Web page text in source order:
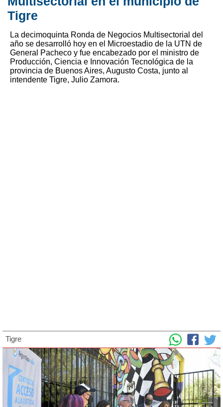
Tigre
La decimoquinta Ronda de Negocios Multisectorial del
año se desarrolló hoy en el Microestadio de la UTN de
General Pacheco y fue encabezado por el ministro de
Producción, Ciencia e Innovación Tecnológica de la
provincia de Buenos Aires, Augusto Costa, junto al
intendente Tigre, Julio Zamora.
Tigre